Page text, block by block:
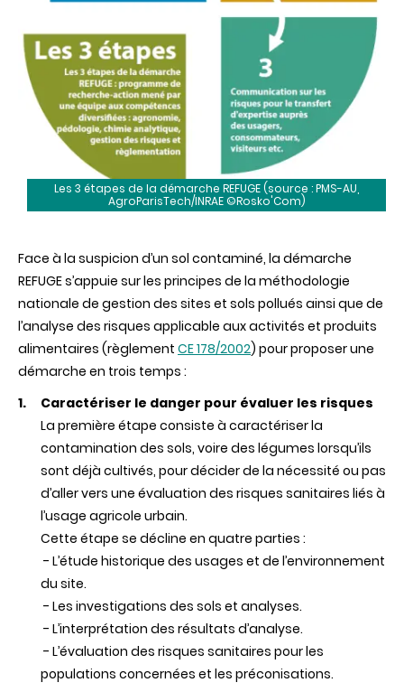
Les 3 étapes de la démarche REFUGE (source : PMS-AU,
AgroParisTech/INRAE ©Rosko'Com)
Face à la suspicion d’un sol contaminé, la démarche
REFUGE s’appuie sur les principes de la méthodologie
nationale de gestion des sites et sols pollués ainsi que de
l’analyse des risques applicable aux activités et produits
alimentaires (règlement CE 178/2002) pour proposer une
démarche en trois temps :
Caractériser le danger pour évaluer les risques
La première étape consiste à caractériser la
contamination des sols, voire des légumes lorsqu’ils
sont déjà cultivés, pour décider de la nécessité ou pas
d’aller vers une évaluation des risques sanitaires liés à
l’usage agricole urbain.
Cette étape se décline en quatre parties :
- L’étude historique des usages et de l’environnement
du site.
- Les investigations des sols et analyses.
- L’interprétation des résultats d’analyse.
- L’évaluation des risques sanitaires pour les
populations concernées et les préconisations.